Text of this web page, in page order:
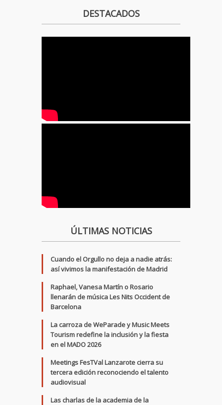
DESTACADOS
ÚLTIMAS NOTICIAS
Cuando el Orgullo no deja a nadie atrás:
así vivimos la manifestación de Madrid
Raphael, Vanesa Martín o Rosario
llenarán de música Les Nits Occident de
Barcelona
La carroza de WeParade y Music Meets
Tourism redefine la inclusión y la fiesta
en el MADO 2026
Meetings FesTVal Lanzarote cierra su
tercera edición reconociendo el talento
audiovisual
Las charlas de la academia de la